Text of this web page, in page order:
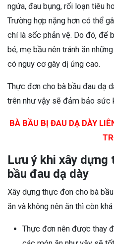
ngứa, đau bụng, rối loạn tiêu
Trường hợp nặng hơn có thể
chí là sốc phản vệ. Do đó, để
bé, mẹ bầu nên tránh ăn
có nguy cơ gây dị ứng cao.
Thực đơn cho bà bầu đau dạ
trên như vậy sẽ đảm bảo sức
BÀ BẦU BỊ ĐAU DẠ DÀY
Lưu ý khi xây dựng
bầu đau dạ dày
Xây dựng thực đơn cho bà
ăn và không nên ăn thì còn
Thực đơn nên được thay